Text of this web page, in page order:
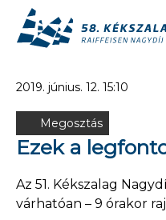
2019. június. 12. 15:10
Megosztás
Ezek a
Az 51. Kékszalag
várhatóan – 9 órakor